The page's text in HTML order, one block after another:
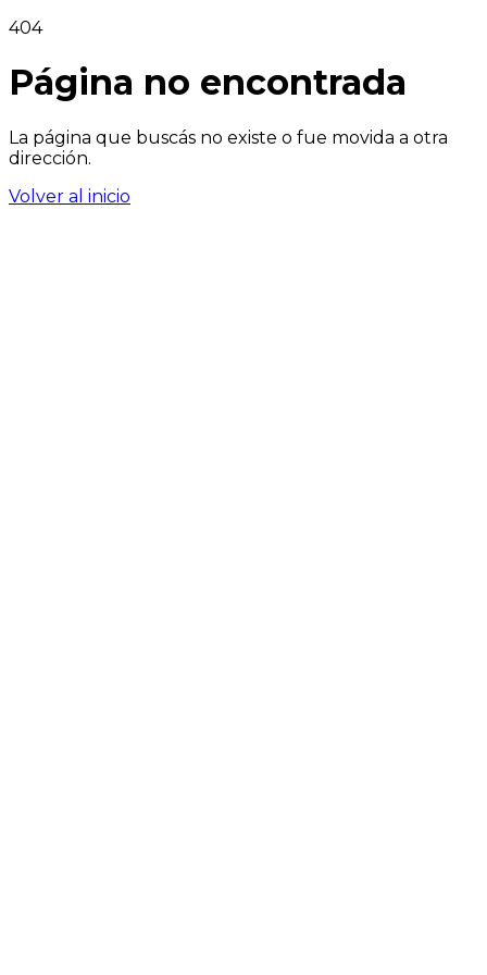
404
Página no encontrada
La página que buscás no existe o fue movida a otra
dirección.
Volver al inicio